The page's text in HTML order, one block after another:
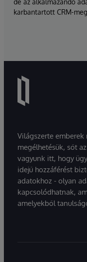
karbantartott CRM-
Világszerte
megélhetésük, sőt
vagyunk itt, hogy
idejű hozzáférést
adatokhoz - olyan
kapcsolódhatnak,
amelyekből